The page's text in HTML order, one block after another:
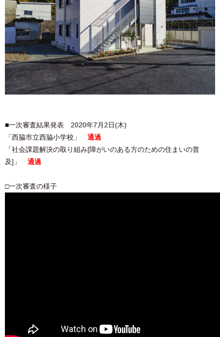
■一次審査結果発表 2020年7月2日(木)
「西脇市立西脇小学校」 通過
「社会課題解決の取り組み[障がいのある方のための住まいの普
及]」 通過
□一次審査の様子